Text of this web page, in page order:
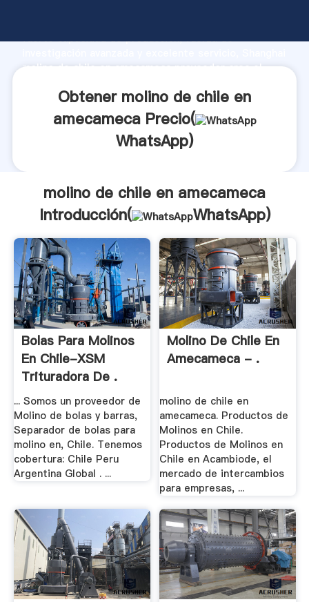
fuerte capacidad de producción, fuerza de
molino de chile en amecameca proveedor crea el
Obtener molino de chile en
amecameca Precio(
WhatsApp)
molino de chile en amecameca
Introducción(
WhatsApp)
Bolas Para Molinos
En Chile-XSM
Trituradora De .
... Somos un proveedor de
Molino de bolas y barras,
Separador de bolas para
molino en, Chile. Tenemos
cobertura: Chile Peru
Argentina Global . ...
Molino De Chile En
Amecameca - .
molino de chile en
amecameca. Productos de
Molinos en Chile.
Productos de Molinos en
Chile en Acambiode, el
mercado de intercambios
para empresas, ...